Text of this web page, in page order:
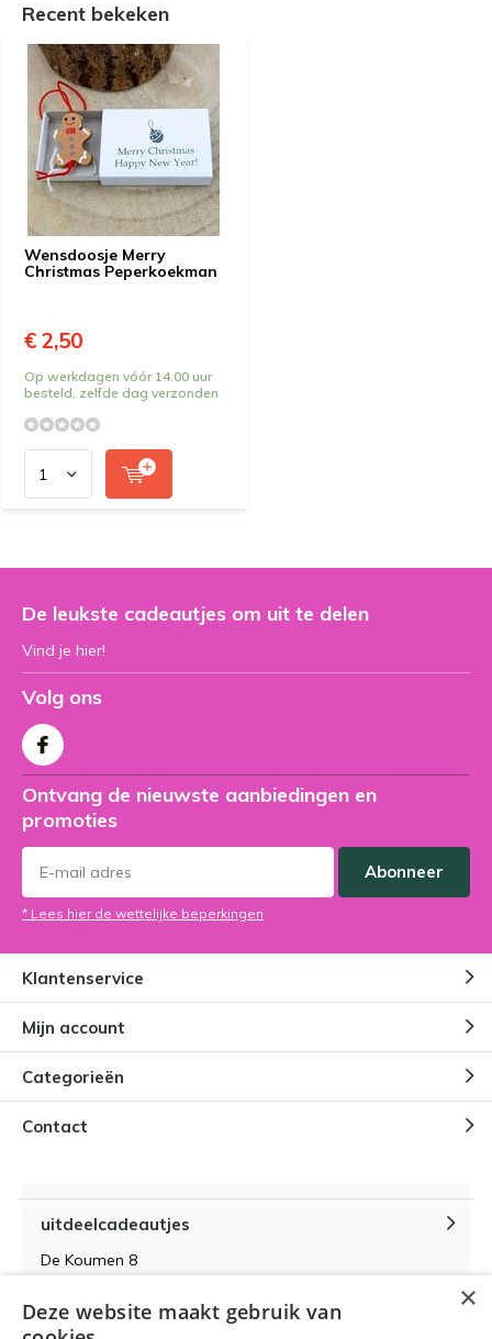
Recent bekeken
Wensdoosje Merry
Christmas Peperkoekman
€ 2,50
Op werkdagen vóór 14.00 uur
besteld, zelfde dag verzonden
De leukste cadeautjes om uit te delen
Vind je hier!
Volg ons
Ontvang de nieuwste aanbiedingen en
promoties
Abonneer
* Lees hier de wettelijke beperkingen
Klantenservice
Mijn account
Categorieën
Contact
uitdeelcadeautjes
De Koumen 8
KvK-nummer 14087571
×
Deze website maakt gebruik van